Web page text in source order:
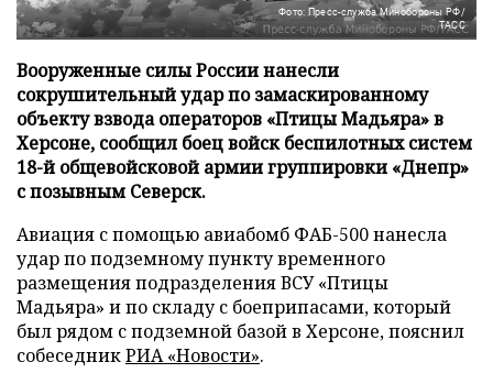
Фото: Пресс-служба Минобороны РФ/
ТАСС
Вооруженные силы России нанесли
сокрушительный удар по замаскированному
объекту взвода операторов «Птицы Мадьяра» в
Херсоне, сообщил боец войск беспилотных систем
18-й общевойсковой армии группировки «Днепр»
с позывным Северск.
Авиация с помощью авиабомб ФАБ-500 нанесла
удар по подземному пункту временного
размещения подразделения ВСУ «Птицы
Мадьяра» и по складу с боеприпасами, который
был рядом с подземной базой в Херсоне, пояснил
собеседникРИА «Новости».